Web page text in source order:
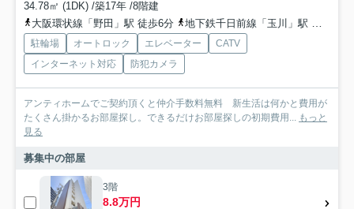
34.78㎡ (1DK) /築17年 /8階建
大阪環状線「野田」駅 徒歩6分
地下鉄千日前線「玉川」駅 徒歩6分
駐輪場 オートロック エレベーター
CATV
インターネット対応
防犯カメラ
アンティホームでご契約頂くと仲介手数料無料 新生活は何かと費用が
たくさん掛かるお部屋探し。できるだけお部屋探しの初期費用...
もっと
見る
募集中の部屋
3階
8.8万円